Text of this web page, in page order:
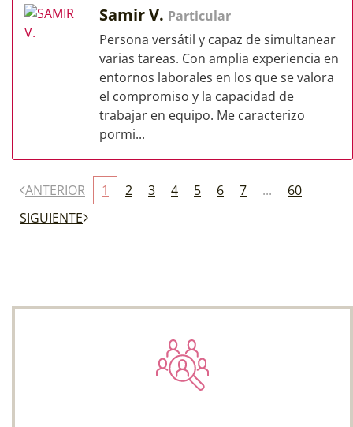
Samir V. Particular
Persona versátil y capaz de simultanear
varias tareas. Con amplia experiencia en
entornos laborales en los que se valora
el compromiso y la capacidad de
trabajar en equipo. Me caracterizo
pormi...
ANTERIOR 1 2 3 4 5 6 7 ...
60
SIGUIENTE